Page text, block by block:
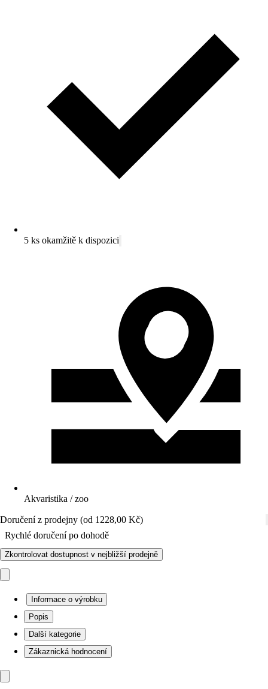
5 ks okamžitě k dispozici
Akvaristika / zoo
Doručení z prodejny (od 1228,00 Kč)
Rychlé doručení po dohodě
Zkontrolovat dostupnost v nejbližší prodejně
Informace o výrobku
Popis
Další kategorie
Zákaznická hodnocení